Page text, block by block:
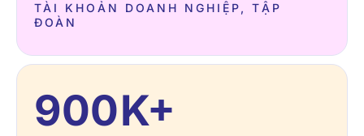
TÀI KHOẢN DOANH NGHIỆP, TẬP
ĐOÀN
900K+